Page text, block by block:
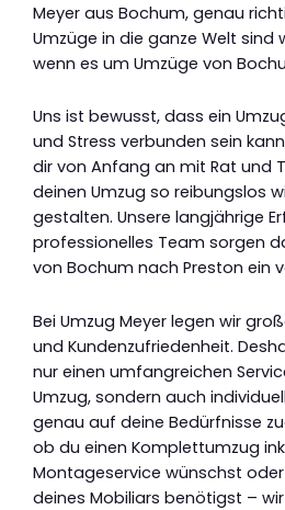
Meyer aus Bochum, genau
Umzüge in die ganze Welt sind
wenn es um Umzüge von
Uns ist bewusst, dass ein
und Stress verbunden sein
dir von Anfang an mit Rat und
deinen Umzug so reibungslos
gestalten. Unsere langjährige
professionelles Team sorgen
von Bochum nach Preston ein
Bei Umzug Meyer legen wir
und Kundenzufriedenheit.
nur einen umfangreichen
Umzug, sondern auch
genau auf deine Bedürfnisse
ob du einen Komplettumzug
Montageservice wünschst
deines Mobiliars benötigst –